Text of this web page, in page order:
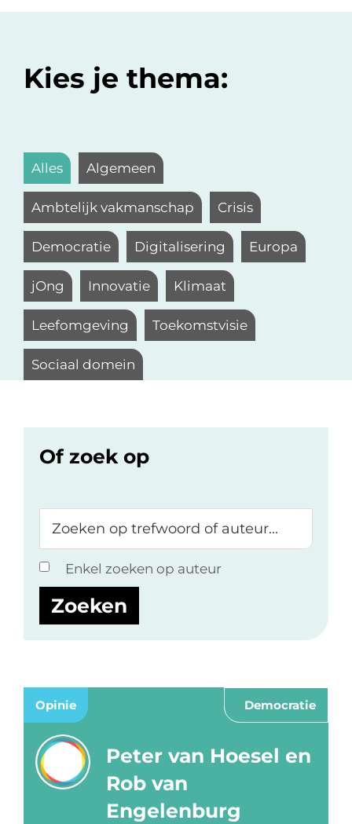
Kies je thema:
Alles Algemeen
Ambtelijk vakmanschap Crisis
Democratie Digitalisering Europa
jOng Innovatie Klimaat
Leefomgeving Toekomstvisie
Sociaal domein
Of zoek op
op
trefwoord
of
auteur...
Enkel zoeken op auteur
Opinie Democratie
Peter van Hoesel en
Rob van
Engelenburg